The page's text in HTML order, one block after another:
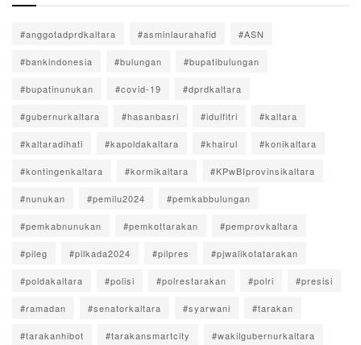
#anggotadprdkaltara #asminlaurahafid #ASN
#bankindonesia #bulungan #bupatibulungan
#bupatinunukan #covid-19 #dprdkaltara
#gubernurkaltara #hasanbasri #idulfitri #kaltara
#kaltaradihati #kapoldakaltara #khairul #konikaltara
#kontingenkaltara #kormikaltara #KPwBIprovinsikaltara
#nunukan #pemilu2024 #pemkabbulungan
#pemkabnunukan #pemkottarakan #pemprovkaltara
#pileg #pilkada2024 #pilpres #pjwalikotatarakan
#poldakaltara #polisi #polrestarakan #polri #presisi
#ramadan #senatorkaltara #syarwani #tarakan
#tarakanhibot #tarakansmartcity #wakilgubernurkaltara